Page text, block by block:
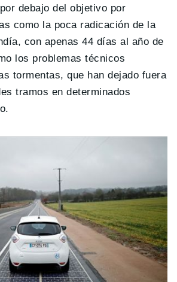
debajo del objetivo por
como la poca radicación de la
con apenas 44 días al año de
los problemas técnicos
tormentas, que han dejado fuera
tramos en determinados